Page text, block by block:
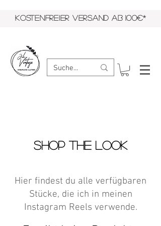
KOSTENFREIER VERSAND AB 100€*
SHOP THE LOOK
Hier findest du alle verfügbaren
Stücke, die ich in meinen
Instagram Reels verwende.